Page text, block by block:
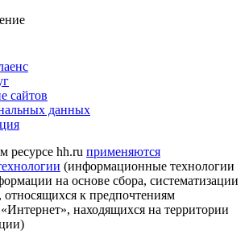
сайтов
данных
ресурсе hh.ru применяются
(информационные технологии
на основе сбора, систематизации
относящихся к предпочтениям
«Интернет», находящихся на территории